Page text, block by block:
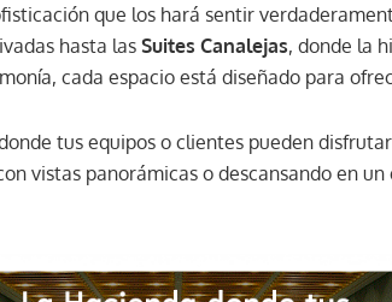
que los hará sentir
hasta las Suites Canalejas, donde la
cada espacio está diseñado para
tus equipos o clientes pueden
vistas panorámicas o descansando en